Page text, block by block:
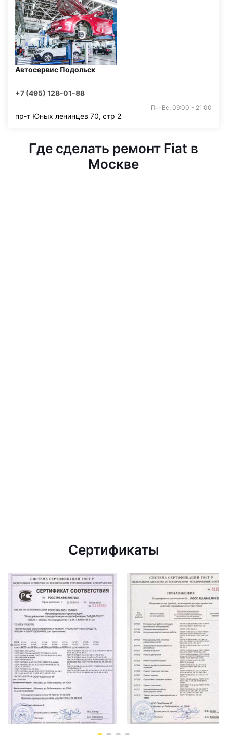
Автосервис Подольск
+7 (495) 128-01-88
Пн-Вс: 09:00 - 21:00
пр-т Юных ленинцев 70, стр 2
Где сделать ремонт Fiat в
Москве
Сертификаты